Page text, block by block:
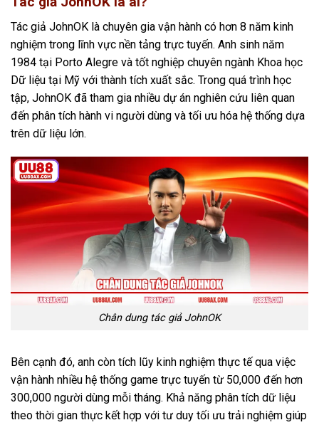
Tác giả JohnOK là chuyên gia vận hành có hơn 8 năm kinh
nghiệm trong lĩnh vực nền tảng trực tuyến. Anh sinh năm
1984 tại Porto Alegre và tốt nghiệp chuyên ngành Khoa học
Dữ liệu tại Mỹ với thành tích xuất sắc. Trong quá trình học
tập, JohnOK đã tham gia nhiều dự án nghiên cứu liên quan
đến phân tích hành vi người dùng và tối ưu hóa hệ thống dựa
trên dữ liệu lớn.
Chân dung tác giả JohnOK
Bên cạnh đó, anh còn tích lũy kinh nghiệm thực tế qua việc
vận hành nhiều hệ thống game trực tuyến từ 50,000 đến hơn
300,000 người dùng mỗi tháng. Khả năng phân tích dữ liệu
theo thời gian thực kết hợp với tư duy tối ưu trải nghiệm giúp